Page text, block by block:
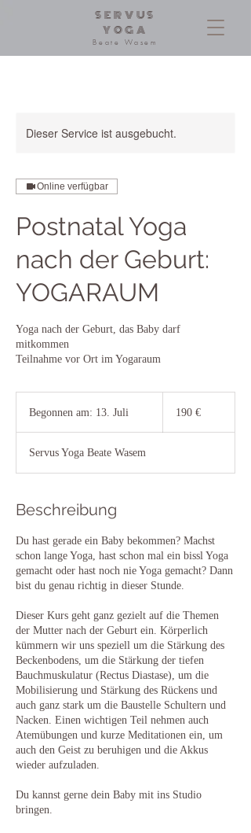
SERVUS
YOGA
Beate Wasem
Dieser Service ist ausgebucht.
Online verfügbar
Postnatal Yoga
nach der Geburt:
YOGARAUM
Yoga nach der Geburt, das Baby darf
mitkommen
Teilnahme vor Ort im Yogaraum
Begonnen am: 13. Juli
o
n
m
:
1
3
J
u
l
i
190 €
Servus Yoga Beate Wasem
Beschreibung
Du hast gerade ein Baby bekommen? Machst
schon lange Yoga, hast schon mal ein bissl Yoga
gemacht oder hast noch nie Yoga gemacht? Dann
bist du genau richtig in dieser Stunde.
Dieser Kurs geht ganz gezielt auf die Themen
der Mutter nach der Geburt ein. Körperlich
kümmern wir uns speziell um die Stärkung des
Beckenbodens, um die Stärkung der tiefen
Bauchmuskulatur (Rectus Diastase), um die
Mobilisierung und Stärkung des Rückens und
auch ganz stark um die Baustelle Schultern und
Nacken. Einen wichtigen Teil nehmen auch
Atemübungen und kurze Meditationen ein, um
auch den Geist zu beruhigen und die Akkus
wieder aufzuladen.
Du kannst gerne dein Baby mit ins Studio
bringen.